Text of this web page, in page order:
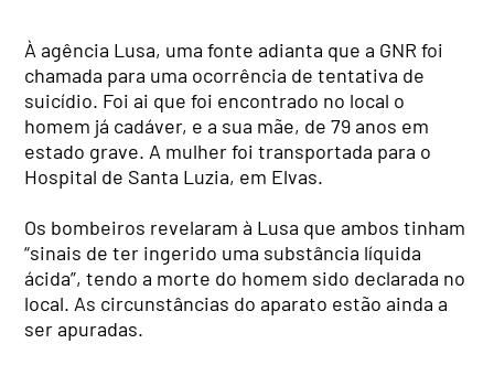
À agência Lusa, uma fonte adianta que a GNR foi
chamada para uma ocorrência de tentativa de
suicídio. Foi ai que foi encontrado no local o
homem já cadáver, e a sua mãe, de 79 anos em
estado grave. A mulher foi transportada para o
Hospital de Santa Luzia, em Elvas.
Os bombeiros revelaram à Lusa que ambos tinham
“sinais de ter ingerido uma substância líquida
ácida”, tendo a morte do homem sido declarada no
local. As circunstâncias do aparato estão ainda a
ser apuradas.